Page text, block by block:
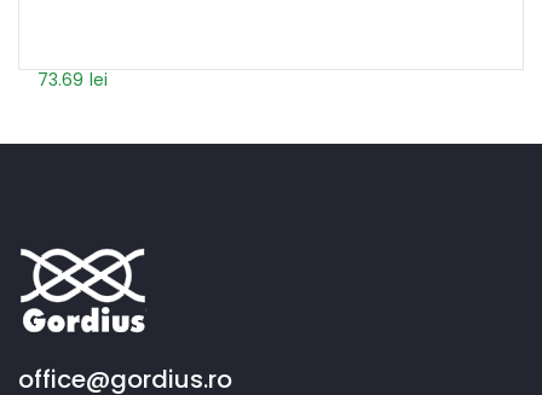
73.69 lei
office@gordius.ro